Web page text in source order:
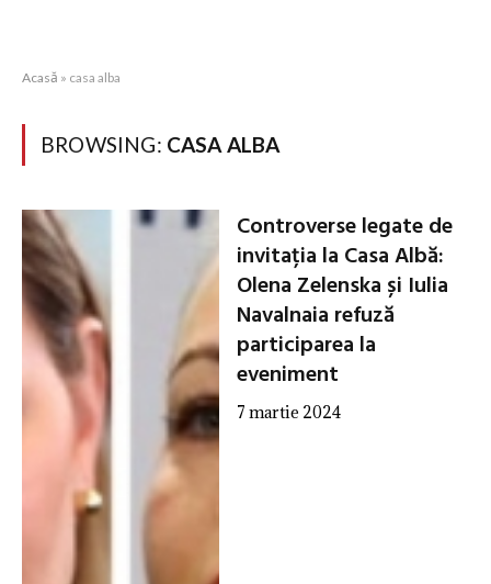
Acasă » casa alba
BROWSING: CASA ALBA
Controverse legate de
invitația la Casa Albă:
Olena Zelenska și Iulia
Navalnaia refuză
participarea la
eveniment
7 martie 2024